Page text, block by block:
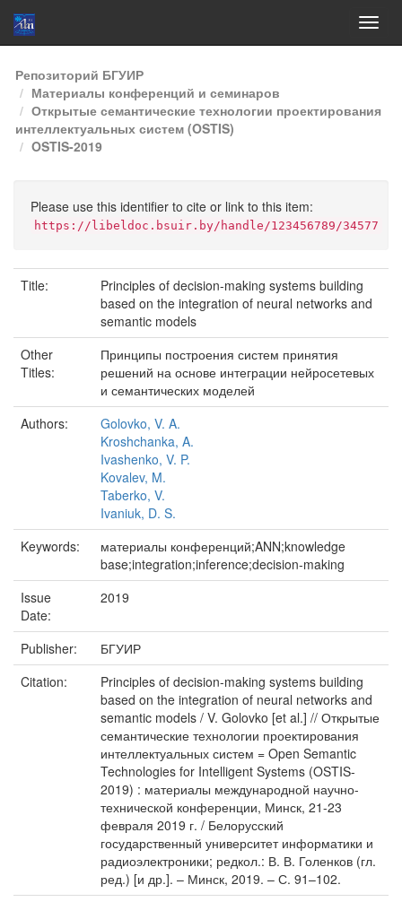
Skip
navigation
Репозиторий БГУИР
Материалы конференций и семинаров
Открытые семантические технологии проектирования
интеллектуальных систем (OSTIS)
OSTIS-2019
Please use this identifier to cite or link to this item:
https://libeldoc.bsuir.by/handle/123456789/34577
Title:
Principles of decision-making systems building
based on the integration of neural networks and
semantic models
Other
Titles:
Принципы построения систем принятия
решений на основе интеграции нейросетевых
и семантических моделей
Authors:
Golovko, V. A.
Kroshchanka, A.
Ivashenko, V. P.
Kovalev, M.
Taberko, V.
Ivaniuk, D. S.
Keywords:
материалы конференций;ANN;knowledge
base;integration;inference;decision-making
Issue
Date:
2019
Publisher:
БГУИР
Citation:
Principles of decision-making systems building
based on the integration of neural networks and
semantic models / V. Golovko [et al.] // Открытые
семантические технологии проектирования
интеллектуальных систем = Open Semantic
Technologies for Intelligent Systems (OSTIS-
2019) : материалы международной научно-
технической конференции, Минск, 21-23
февраля 2019 г. / Белорусский
государственный университет информатики и
радиоэлектроники; редкол.: В. В. Голенков (гл.
ред.) [и др.]. – Минск, 2019. – С. 91–102.